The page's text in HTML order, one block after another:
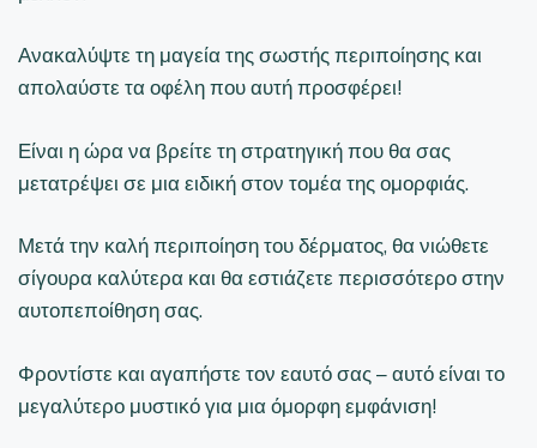
Ανακαλύψτε τη μαγεία της σωστής περιποίησης και
απολαύστε τα οφέλη που αυτή προσφέρει!
Είναι η ώρα να βρείτε τη στρατηγική που θα σας
μετατρέψει σε μια ειδική στον τομέα της ομορφιάς.
Μετά την καλή περιποίηση του δέρματος, θα νιώθετε
σίγουρα καλύτερα και θα εστιάζετε περισσότερο στην
αυτοπεποίθηση σας.
Φροντίστε και αγαπήστε τον εαυτό σας – αυτό είναι το
μεγαλύτερο μυστικό για μια όμορφη εμφάνιση!